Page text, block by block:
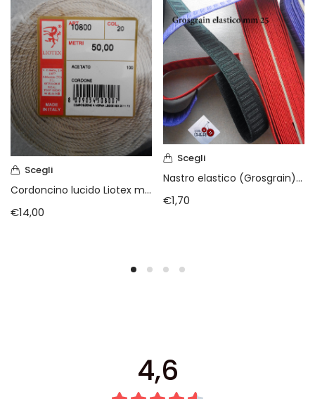
Scegli
Cordoncino lucido Liotex mm. 1.5 m.50
€14,00
Scegli
Nastro elastico (Grosgrain) mm. 25 vendita a metraggio
€1,70
4,6